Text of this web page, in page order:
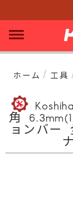
ホーム / 工具
角
ョンバー